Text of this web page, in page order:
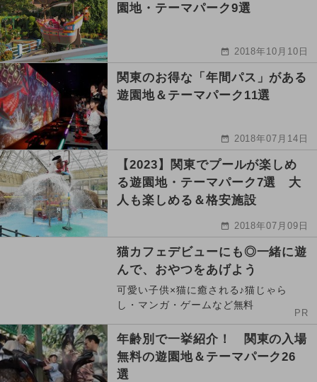
園地・テーマパーク9選
2018年10月10日
関東のお得な「年間パス」がある
遊園地＆テーマパーク11選
2018年07月14日
【2023】関東でプールが楽しめ
る遊園地・テーマパーク7選 大
人も楽しめる＆格安施設
2018年07月09日
猫カフェデビューにも◎一緒に遊
んで、おやつをあげよう
可愛い子供×猫に癒される♪猫じゃら
し・マンガ・ゲームなど無料
PR
年齢別で一挙紹介！ 関東の入場
無料の遊園地＆テーマパーク26
選